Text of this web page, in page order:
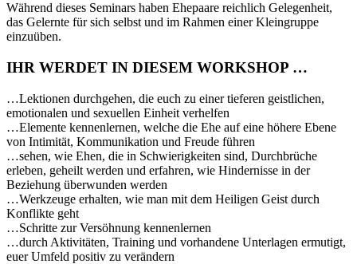
Während dieses Seminars haben Ehepaare reichlich Gelegenheit,
das Gelernte für sich selbst und im Rahmen einer Kleingruppe
einzuüben.
IHR WERDET IN DIESEM WORKSHOP …
…Lektionen durchgehen, die euch zu einer tieferen geistlichen,
emotionalen und sexuellen Einheit verhelfen
…Elemente kennenlernen, welche die Ehe auf eine höhere Ebene
von Intimität, Kommunikation und Freude führen
…sehen, wie Ehen, die in Schwierigkeiten sind, Durchbrüche
erleben, geheilt werden und erfahren, wie Hindernisse in der
Beziehung überwunden werden
…Werkzeuge erhalten, wie man mit dem Heiligen Geist durch
Konflikte geht
…Schritte zur Versöhnung kennenlernen
…durch Aktivitäten, Training und vorhandene Unterlagen ermutigt,
euer Umfeld positiv zu verändern